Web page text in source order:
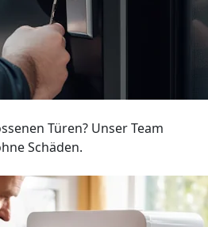
Türen? Unser Team
Schäden.